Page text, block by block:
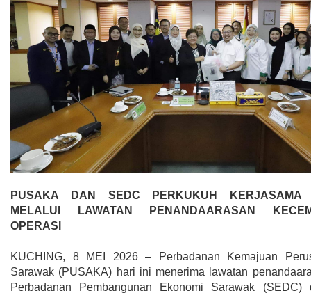
PUSAKA DAN SEDC PERKUKUH KERJASAMA
MELALUI LAWATAN PENANDAARASAN
OPERASI
KUCHING, 8 MEI 2026 – Perbadanan Kemajuan
Sarawak (PUSAKA) hari ini menerima lawatan
Perbadanan Pembangunan Ekonomi Sarawak (SEDC)